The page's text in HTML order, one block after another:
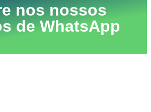
nos nossos
de WhatsApp